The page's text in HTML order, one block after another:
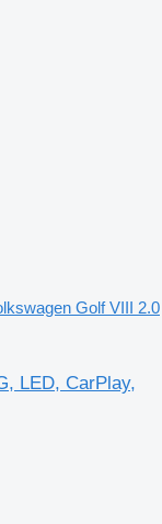
Golf VIII 2.0
LED, CarPlay,